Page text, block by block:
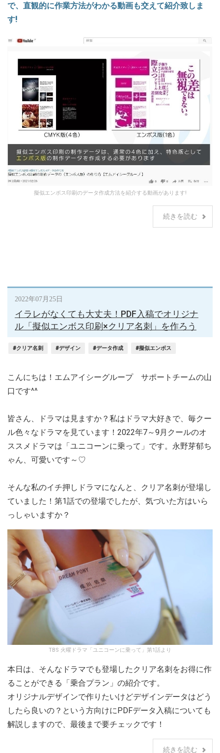
で、直観的に作業方法がわかる動画も交えて紹介致しま
す!
擬似エンボス印刷のデータ作成方法を紹介する動画があります!
続きを読む
2022年07月25日
イラレがなくても大丈夫！PDF入稿でオリジナ
ル「擬似エンボス印刷×クリア名刺」を作ろう
#クリア名刺 #デザイン #データ作成 #擬似エンボス
こんにちは！エムアイシーグループ サポートチームの山
口です^^
皆さん、ドラマは見ますか？私はドラマ大好きで、毎クー
ル色々なドラマを見ています！2022年7～9月クールのオ
ススメドラマは「ユニコーンに乗って」です。永野芽郁ち
ゃん、可愛いです～♡
そんな私のイチ押しドラマになんと、クリア名刺が登場し
ていました！第1話での登場でしたが、気づいた方はいら
っしゃいますか？
TBS 火曜ドラマ「ユニコーンに乗って」第1話より
本日は、そんなドラマでも登場したクリア名刺をお得に作
ることができる「乗合プラン」の紹介です。
オリジナルデザインで作りたいけどデザインデータはどう
したら良いの？という方向けにPDFデータ入稿についても
解説しますので、最後まで要チェックです！
続きを読む